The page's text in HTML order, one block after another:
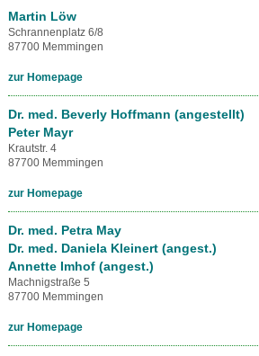
Martin Löw
Schrannenplatz 6/8
87700 Memmingen
zur Homepage
Dr. med. Beverly Hoffmann (angestellt)
Peter Mayr
Krautstr. 4
87700 Memmingen
zur Homepage
Dr. med. Petra May
Dr. med. Daniela Kleinert (angest.)
Annette Imhof (angest.)
Machnigstraße 5
87700 Memmingen
zur Homepage